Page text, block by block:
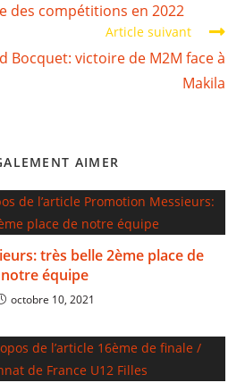
des compétitions en 2022
Article suivant
Bocquet: victoire de M2M face à
Makila
AIMER
très belle 2ème place de
notre équipe
octobre 10, 2021